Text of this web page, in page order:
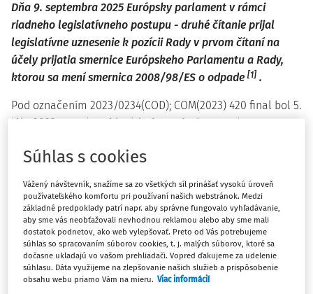
Dňa 9. septembra 2025 Európsky parlament v rámci
riadneho legislatívneho postupu - druhé čítanie prijal
legislatívne uznesenie k pozícii Rady v prvom čítaní na
účely prijatia smernice Európskeho Parlamentu a Rady,
ktorou sa mení smernica 2008/98/ES o odpade [1] .
Pod označením 2023/0234(COD); COM(2023) 420 final bol 5.
júla 2023 zverejnený legislatívny návrh smernice
2008/98/ESo odpade[2](ďalej len „Smernica“).
Dňa 13. marca 2024 prebehlo vEP prvé čítanie
pozmeňujúcich návrhov k návrhu Smernice. Výsledkom
prvého čítania bolo Legislatívne uznesenie Európskeho
parlamentu z 13. marca 2024.[3]
Dňa 20. marca 2025 bola prijatá „Predbežná dohoda, ktorá
je výsledkom medziinštitucionálnych rokovaní“ medzi
Súhlas s cookies
Vážený návštevník, snažíme sa zo všetkých síl prinášať vysokú úroveň
používateľského komfortu pri používaní našich webstránok. Medzi
základné predpoklady patrí napr. aby správne fungovalo vyhľadávanie,
aby sme vás neobťažovali nevhodnou reklamou alebo aby sme mali
dostatok podnetov, ako web vylepšovať. Preto od Vás potrebujeme
súhlas so spracovaním súborov cookies, t. j. malých súborov, ktoré sa
dočasne ukladajú vo vašom prehliadači. Vopred ďakujeme za udelenie
súhlasu. Dáta využijeme na zlepšovanie našich služieb a prispôsobenie
obsahu webu priamo Vám na mieru. Viac informácií